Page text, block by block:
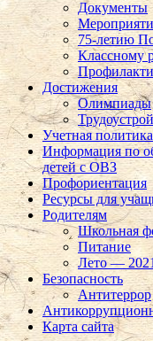
Документы
75-летию
Классному
Достижения
Олимпиады
Учетная политика
Информация по
детей с ОВЗ
Профориентация
Ресурсы для
Родителям
Школьная
Питание
Лето — 2021
Безопасность
Антитеррор
Карта сайта